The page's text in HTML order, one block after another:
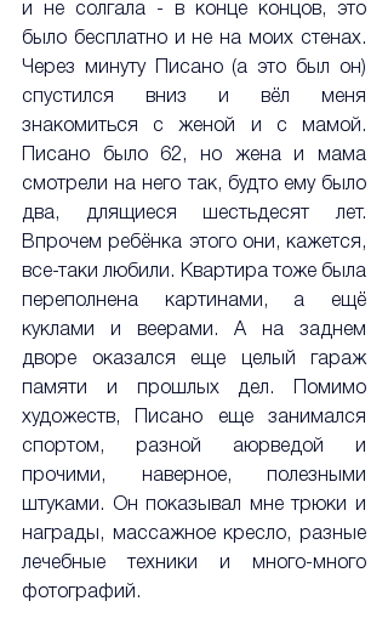
и не солгала - в конце концов, это
было бесплатно и не на моих стенах.
Через минуту Писано (а это был он)
спустился вниз и вёл меня
знакомиться с женой и с мамой.
Писано было 62, но жена и мама
смотрели на него так, будто ему было
два, длящиеся шестьдесят лет.
Впрочем ребёнка этого они, кажется,
все-таки любили. Квартира тоже была
переполнена картинами, а ещё
куклами и веерами. А на заднем
дворе оказался еще целый гараж
памяти и прошлых дел. Помимо
художеств, Писано еще занимался
спортом, разной аюрведой и
прочими, наверное, полезными
штуками. Он показывал мне трюки и
награды, массажное кресло, разные
лечебные техники и много-много
фотографий.